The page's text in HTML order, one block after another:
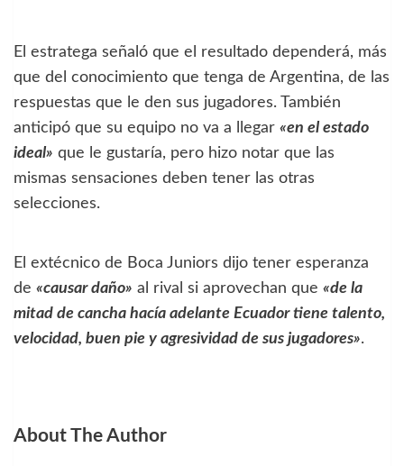
El estratega señaló que el resultado dependerá, más
que del conocimiento que tenga de Argentina, de las
respuestas que le den sus jugadores. También
anticipó que su equipo no va a llegar «en el estado
ideal» que le gustaría, pero hizo notar que las
mismas sensaciones deben tener las otras
selecciones.
El extécnico de Boca Juniors dijo tener esperanza
de «causar daño» al rival si aprovechan que «de la
mitad de cancha hacía adelante Ecuador tiene talento,
velocidad, buen pie y agresividad de sus jugadores».
About The Author